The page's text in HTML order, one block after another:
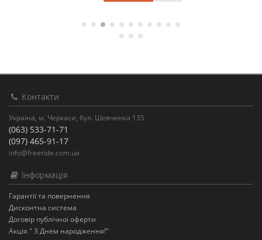
Контакти
Україна, м. Черкаси, бул. Шевченка 135
(063) 533-71-71
(097) 465-91-17
info@freeride.com.ua
Інформація
Гарантії та повернення
Дисконтна система
Договір публічної оферти
Акція " З Днем народження!"